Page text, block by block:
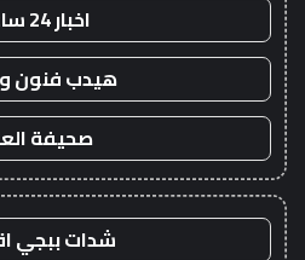
اخبار 24 ساعة
هيدب فنون
صحيفة
شدات ببجي